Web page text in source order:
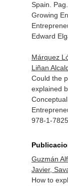
Spain.
Growing
Edward
Márquez
Liñan
Could the
explained
978-1-
Guzmán
Javier,
How to